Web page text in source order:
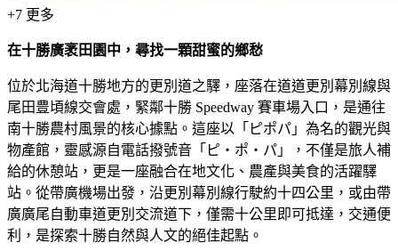
+7 更多
在十勝廣袤田園中，尋找一顆甜蜜的鄉愁
位於北海道十勝地方的更別道之驛，座落在道道更別幕別線與
尾田豊頃線交會處，緊鄰十勝 Speedway 賽車場入口，是通往
南十勝農村風景的核心據點。這座以「ピポパ」為名的觀光與
物產館，靈感源自電話撥號音「ピ・ポ・パ」，不僅是旅人補
給的休憩站，更是一座融合在地文化、農產與美食的活躍驛
站。從帶廣機場出發，沿更別幕別線行駛約十四公里，或由帶
廣廣尾自動車道更別交流道下，僅需十公里即可抵達，交通便
利，是探索十勝自然與人文的絕佳起點。